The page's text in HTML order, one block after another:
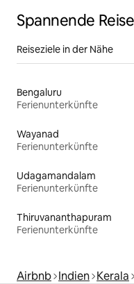
Spannende
Reiseziele in der Nähe
Bengaluru
Ferienunterkünfte
Wayanad
Ferienunterkünfte
Udagamandalam
Ferienunterkünfte
Thiruvananthapuram
Ferienunterkünfte
Airbnb Indien Kerala